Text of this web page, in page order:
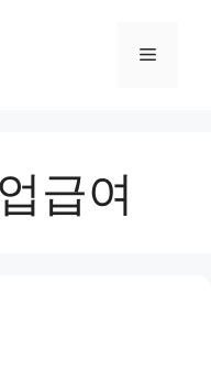
메
급여